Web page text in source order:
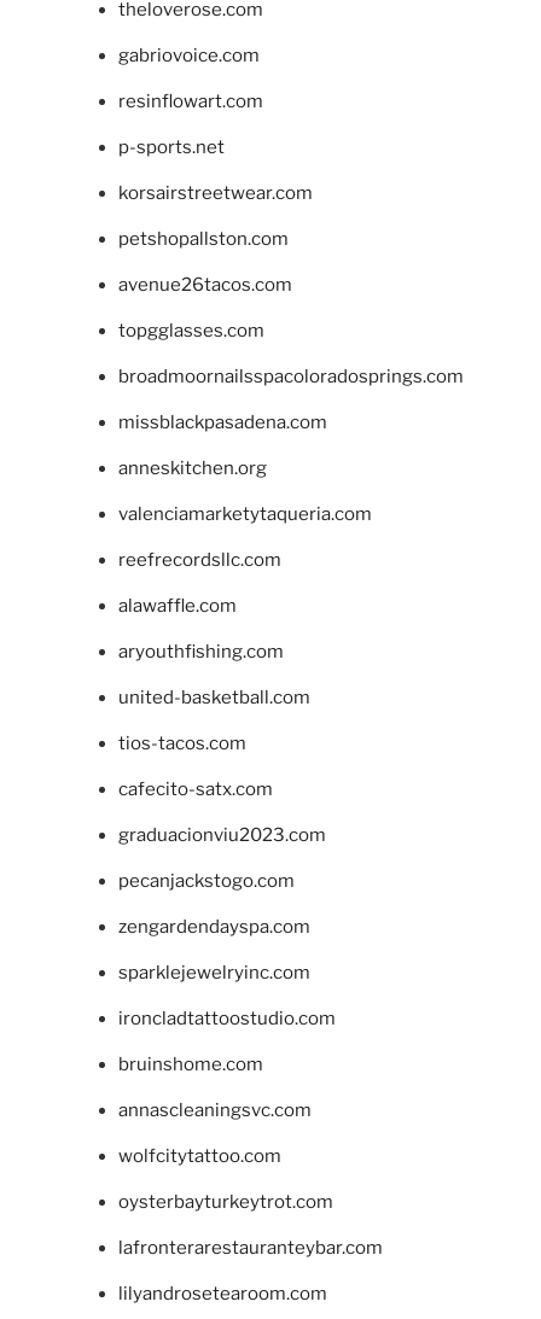
theloverose.com
gabriovoice.com
resinflowart.com
p-sports.net
korsairstreetwear.com
petshopallston.com
avenue26tacos.com
topgglasses.com
broadmoornailsspacoloradosprings.com
missblackpasadena.com
anneskitchen.org
valenciamarketytaqueria.com
reefrecordsllc.com
alawaffle.com
aryouthfishing.com
united-basketball.com
tios-tacos.com
cafecito-satx.com
graduacionviu2023.com
pecanjackstogo.com
zengardendayspa.com
sparklejewelryinc.com
ironcladtattoostudio.com
bruinshome.com
annascleaningsvc.com
wolfcitytattoo.com
oysterbayturkeytrot.com
lafronterarestauranteybar.com
lilyandrosetearoom.com